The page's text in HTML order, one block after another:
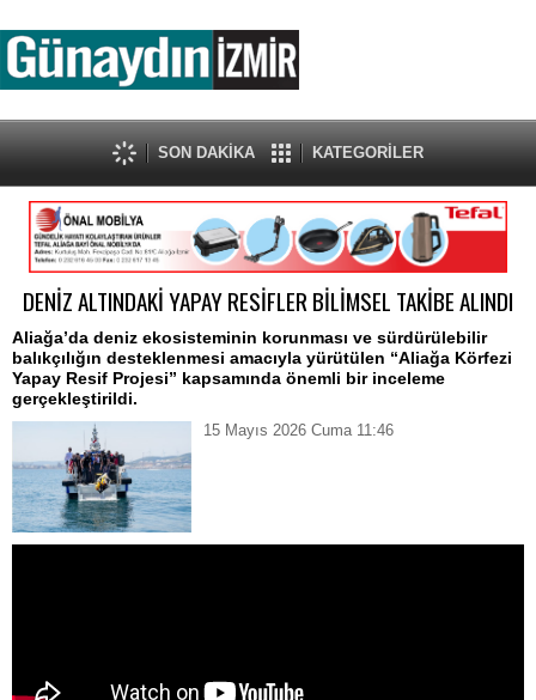
SON DAKİKA KATEGORİLER
DENİZ ALTINDAKİ YAPAY RESİFLER BİLİMSEL TAKİBE ALINDI
Aliağa’da deniz ekosisteminin korunması ve sürdürülebilir
balıkçılığın desteklenmesi amacıyla yürütülen “Aliağa Körfezi
Yapay Resif Projesi” kapsamında önemli bir inceleme
gerçekleştirildi.
15 Mayıs 2026 Cuma 11:46